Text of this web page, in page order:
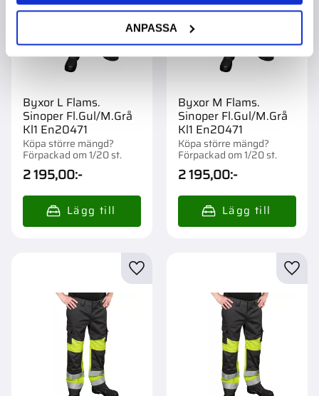
ANPASSA
Byxor L Flams.
Sinoper Fl.Gul/M.Grå
Kl1 En20471
Köpa större mängd?
Förpackad om 1/20 st.
2 195,00:-
Byxor M Flams.
Sinoper Fl.Gul/M.Grå
Kl1 En20471
Köpa större mängd?
Förpackad om 1/20 st.
2 195,00:-
Lägg till i favoriter